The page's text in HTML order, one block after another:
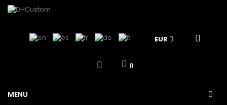
EUR
0
MENU